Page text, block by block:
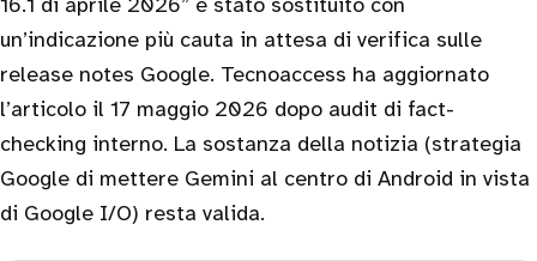
un’indicazione più cauta in attesa di verifica sulle
release notes Google. Tecnoaccess ha aggiornato
l’articolo il 17 maggio 2026 dopo audit di fact-
checking interno. La sostanza della notizia (strategia
Google di mettere Gemini al centro di Android in vista
di Google I/O) resta valida.